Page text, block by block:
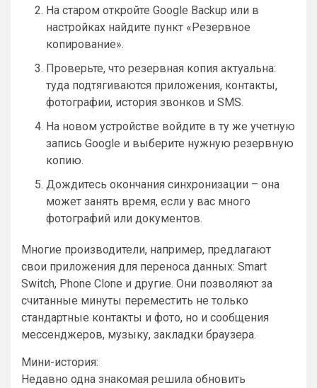
На старом откройте Google Backup или в
настройках найдите пункт «Резервное
копирование».
Проверьте, что резервная копия актуальна:
туда подтягиваются приложения, контакты,
фотографии, история звонков и SMS.
На новом устройстве войдите в ту же учетную
запись Google и выберите нужную резервную
копию.
Дождитесь окончания синхронизации – она
может занять время, если у вас много
фотографий или документов.
Многие производители, например, предлагают
свои приложения для переноса данных: Smart
Switch, Phone Clone и другие. Они позволяют за
считанные минуты переместить не только
стандартные контакты и фото, но и сообщения
мессенджеров, музыку, закладки браузера.
Мини-история:
Недавно одна знакомая решила обновить